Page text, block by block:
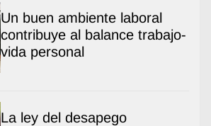
Un buen ambiente laboral
contribuye al balance trabajo-
vida personal
La ley del desapego